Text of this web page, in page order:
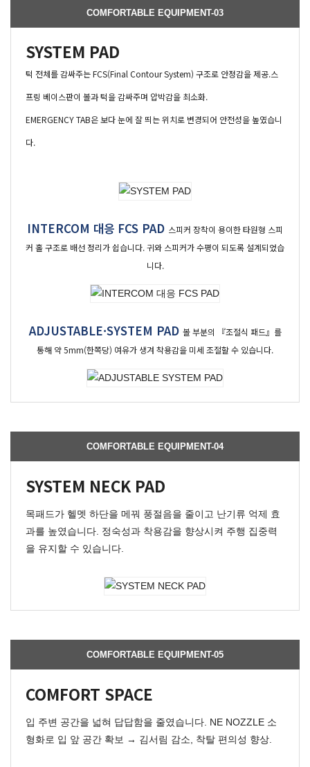
COMFORTABLE EQUIPMENT-03
SYSTEM PAD
턱 전체를 감싸주는 FCS(Final Contour System) 구조로 안정감을 제공.스
프링 베이스판이 볼과 턱을 감싸주며 압박감을 최소화.
EMERGENCY TAB은 보다 눈에 잘 띄는 위치로 변경되어 안전성을 높였습니
다.
INTERCOM 대응 FCS PAD 스피커 장착이 용이한 타원형 스피
커 홀 구조로 배선 정리가 쉽습니다. 귀와 스피커가 수평이 되도록 설계되었습
니다.
ADJUSTABLE·SYSTEM PAD 볼 부분의 『조절식 패드』를
통해 약 5mm(한쪽당) 여유가 생겨 착용감을 미세 조절할 수 있습니다.
COMFORTABLE EQUIPMENT-04
SYSTEM NECK PAD
목패드가 헬멧 하단을 메꿔 풍절음을 줄이고 난기류 억제 효
과를 높였습니다. 정숙성과 착용감을 향상시켜 주행 집중력
을 유지할 수 있습니다.
COMFORTABLE EQUIPMENT-05
COMFORT SPACE
입 주변 공간을 넓혀 답답함을 줄였습니다. NE NOZZLE 소
형화로 입 앞 공간 확보 → 김서림 감소, 착탈 편의성 향상.